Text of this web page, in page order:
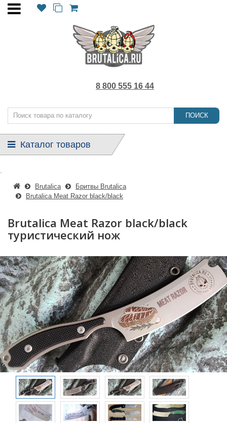
8 800 555 16 44
ПОИСК
Каталог товаров
Brutalica
Бритвы Brutalica
Brutalica Meat Razor black/black
Brutalica Meat Razor black/black
туристический нож